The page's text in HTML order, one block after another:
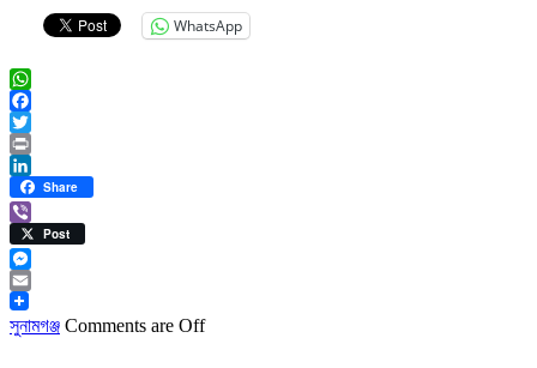
WhatsApp
WhatsApp
Facebook
Twitter
Print
LinkedIn
Share
ViberPost
Messenger
Email
সুনামগঞ্জ Comments are Off